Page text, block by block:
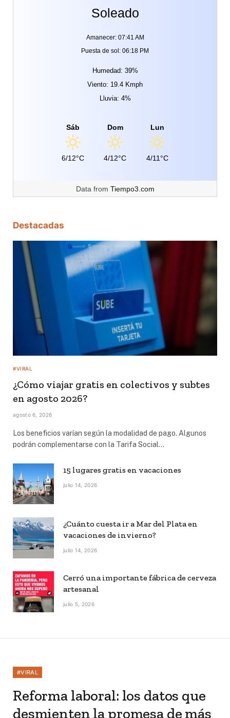
Soleado
Amanecer: 07:41 AM
Puesta de sol: 06:18 PM
Humedad: 39%
Viento: 19.4 Kmph
Lluvia: 4%
Sáb
6/12°C
Dom
4/12°C
Lun
4/11°C
Data from Tiempo3.com
Destacadas
#VIRAL
¿Cómo viajar gratis en colectivos y subtes
en agosto 2026?
agosto 6, 2026
Los beneficios varían según la modalidad de pago. Algunos
podrán complementarse con la Tarifa Social…
15 lugares gratis en vacaciones
julio 14, 2026
¿Cuánto cuesta ir a Mar del Plata en
vacaciones de invierno?
julio 14, 2026
Cerró una importante fábrica de cerveza
artesanal
julio 5, 2026
#VIRAL
Reforma laboral: los datos que
desmienten la promesa de más